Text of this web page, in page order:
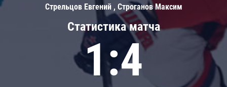
Статистика матча
1:4
Стрельцов Евгений , Строганов Максим